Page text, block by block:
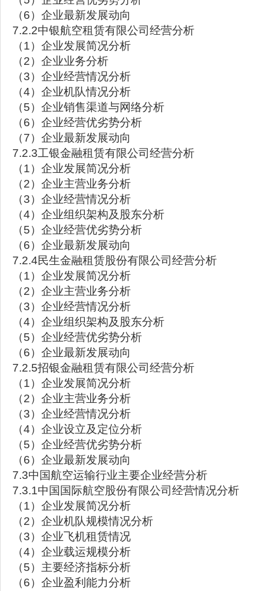
（6）企业最新发展动向
7.2.2中银航空租赁有限公司经营分析
（1）企业发展简况分析
（2）企业业务分析
（3）企业经营情况分析
（4）企业机队情况分析
（5）企业销售渠道与网络分析
（6）企业经营优劣势分析
（7）企业最新发展动向
7.2.3工银金融租赁有限公司经营分析
（1）企业发展简况分析
（2）企业主营业务分析
（3）企业经营情况分析
（4）企业组织架构及股东分析
（5）企业经营优劣势分析
（6）企业最新发展动向
7.2.4民生金融租赁股份有限公司经营分析
（1）企业发展简况分析
（2）企业主营业务分析
（3）企业经营情况分析
（4）企业组织架构及股东分析
（5）企业经营优劣势分析
（6）企业最新发展动向
7.2.5招银金融租赁有限公司经营分析
（1）企业发展简况分析
（2）企业主营业务分析
（3）企业经营情况分析
（4）企业设立及定位分析
（5）企业经营优劣势分析
（6）企业最新发展动向
7.3中国航空运输行业主要企业经营分析
7.3.1中国国际航空股份有限公司经营情况分析
（1）企业发展简况分析
（2）企业机队规模情况分析
（3）企业飞机租赁情况
（4）企业载运规模分析
（5）主要经济指标分析
（6）企业盈利能力分析